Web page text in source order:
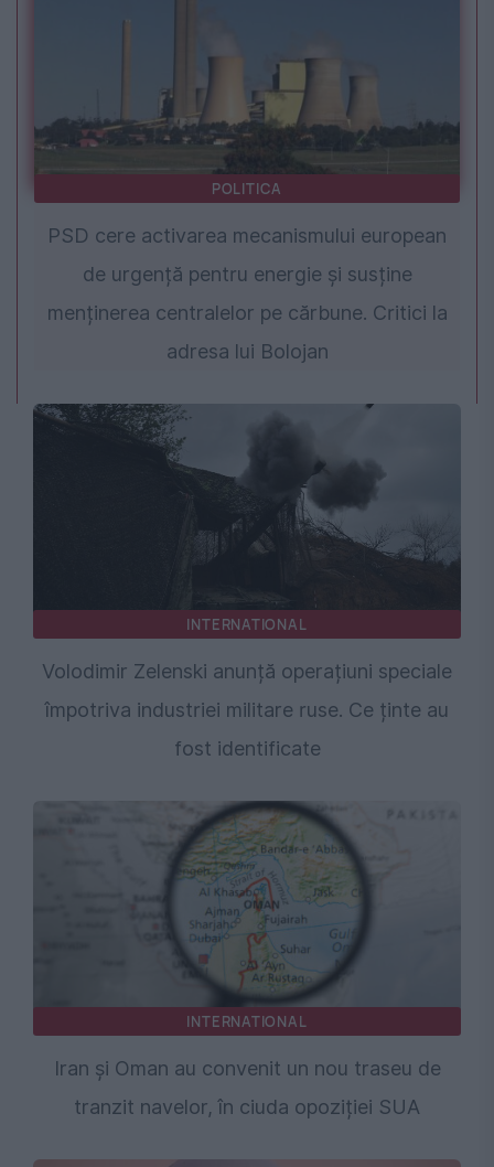
POLITICA
PSD cere activarea mecanismului european
de urgență pentru energie și susține
menținerea centralelor pe cărbune. Critici la
adresa lui Bolojan
INTERNATIONAL
Volodimir Zelenski anunță operațiuni speciale
împotriva industriei militare ruse. Ce ținte au
fost identificate
INTERNATIONAL
Iran și Oman au convenit un nou traseu de
tranzit navelor, în ciuda opoziției SUA